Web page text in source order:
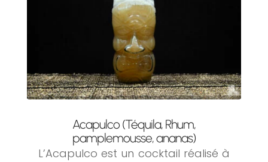
Acapulco (Téquila, Rhum,
pamplemousse, ananas)
L’Acapulco est un cocktail réalisé à